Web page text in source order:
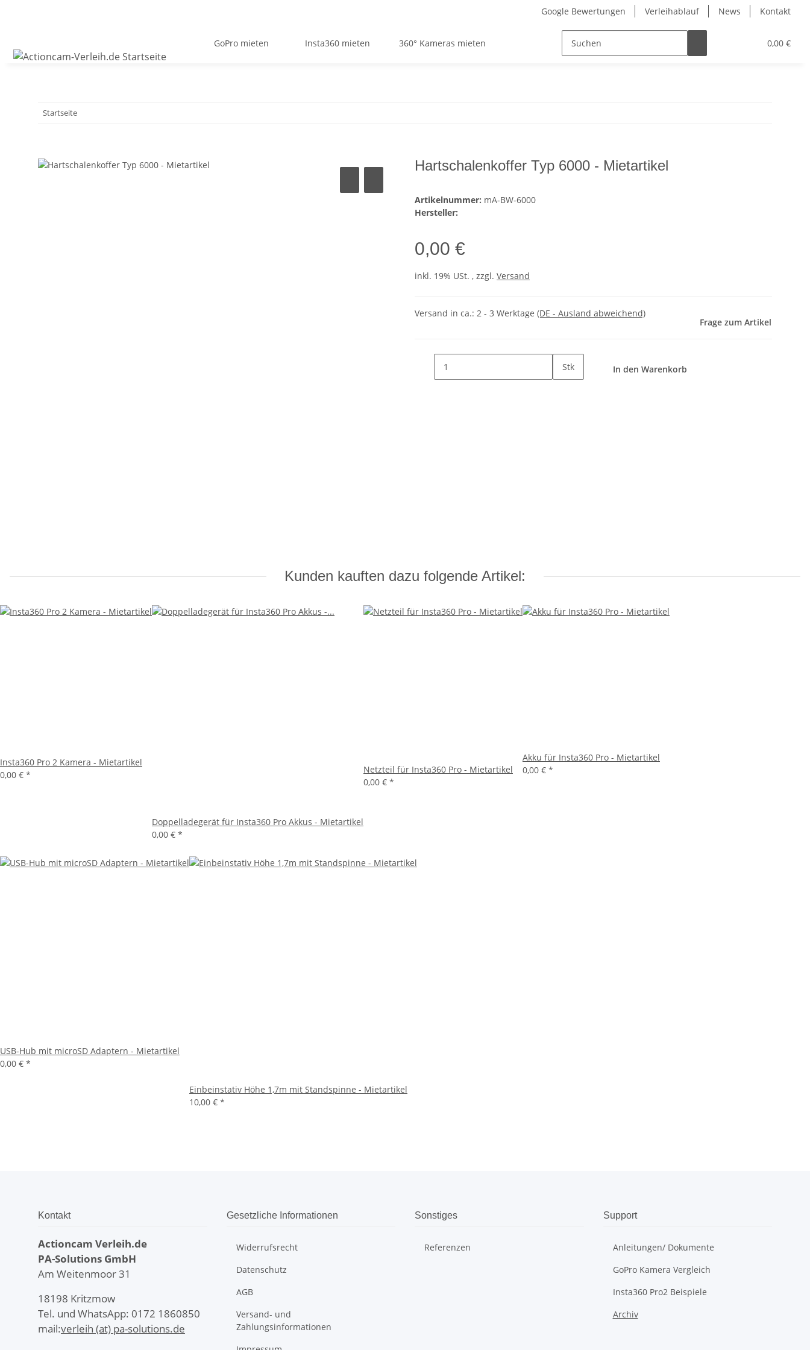
Google Bewertungen Verleihablauf News Kontakt
0,00 €
GoPro mieten Insta360 mieten 360° Kameras mieten
Startseite
Hartschalenkoffer Typ 6000 - Mietartikel
Artikelnummer: mA-BW-6000
Hersteller:
0,00 €
inkl. 19% USt. , zzgl. Versand
Versand in ca.: 2 - 3 Werktage (DE - Ausland abweichend)
Frage zum Artikel
Stk In den Warenkorb
Kunden kauften dazu folgende Artikel:
Insta360 Pro 2 Kamera - Mietartikel
0,00 € *
Doppelladegerät für Insta360 Pro Akkus - Mietartikel
0,00 € *
Netzteil für Insta360 Pro - Mietartikel
0,00 € *
Akku für Insta360 Pro - Mietartikel
0,00 € *
USB-Hub mit microSD Adaptern - Mietartikel
0,00 € *
Einbeinstativ Höhe 1,7m mit Standspinne - Mietartikel
10,00 € *
Kontakt
Actioncam Verleih.de
PA-Solutions GmbH
Am Weitenmoor 31
18198 Kritzmow
Tel. und WhatsApp: 0172 1860850
mail:verleih (at) pa-solutions.de
Gesetzliche Informationen
Widerrufsrecht
Datenschutz
AGB
Versand- und
Zahlungsinformationen
Sonstiges
Referenzen
Support
Anleitungen/ Dokumente
GoPro Kamera Vergleich
Insta360 Pro2 Beispiele
Archiv